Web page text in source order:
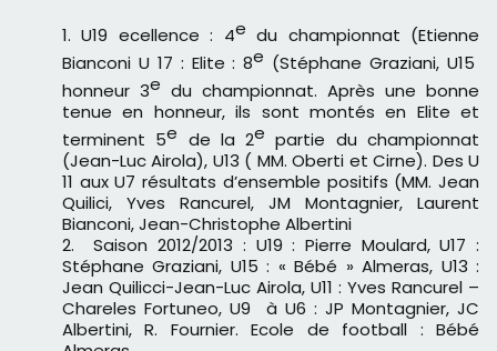
U19 ecellence : 4e du championnat (Etienne
Bianconi U 17 : Elite : 8e (Stéphane Graziani, U15
honneur 3e du championnat. Après une bonne
tenue en honneur, ils sont montés en Elite et
terminent 5e de la 2e partie du championnat
(Jean-Luc Airola), U13 ( MM. Oberti et Cirne). Des U
11 aux U7 résultats d’ensemble positifs (MM. Jean
Quilici, Yves Rancurel, JM Montagnier, Laurent
Bianconi, Jean-Christophe Albertini
Saison 2012/2013 : U19 : Pierre Moulard, U17 :
Stéphane Graziani, U15 : « Bébé » Almeras, U13 :
Jean Quilicci-Jean-Luc Airola, U11 : Yves Rancurel –
Chareles Fortuneo, U9 à U6 : JP Montagnier, JC
Albertini, R. Fournier. Ecole de football : Bébé